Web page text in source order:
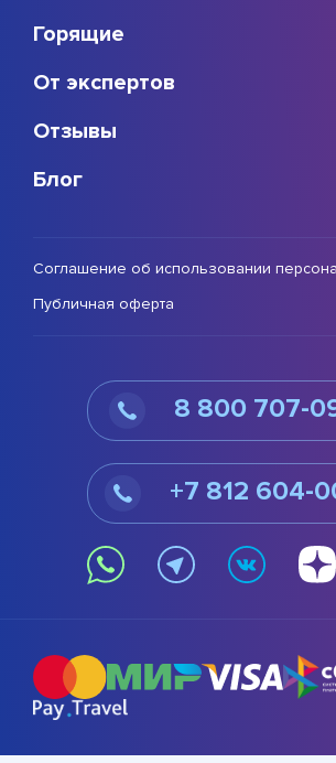
Горящие
От экспертов
Отзывы
Блог
Соглашение об использовании
Публичная оферта
8 800 707-
+7 812 604-